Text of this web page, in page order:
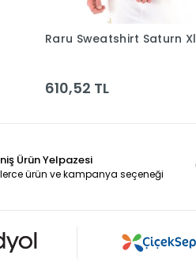
Sepete Ekle
Raru Sweatshirt Saturn Xl
610,52 TL
Ürün Yelpazesi
ürün ve kampanya seçeneği